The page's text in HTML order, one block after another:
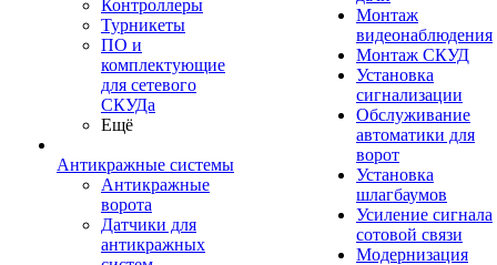
Контроллеры
Турникеты
ПО и
комплектующие
для сетевого
СКУДа
Ещё
Антикражные системы
Антикражные
ворота
Датчики для
антикражных
Монтаж
видеонаблюдения
Монтаж СКУД
Установка
сигнализации
Обслуживание
автоматики для
ворот
Установка
шлагбаумов
Усиление сигнала
сотовой связи
Модернизация